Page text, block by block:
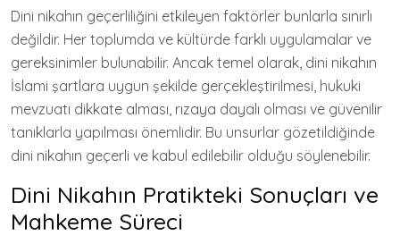
Dini nikahın geçerliliğini etkileyen faktörler bunlarla sınırlı
değildir. Her toplumda ve kültürde farklı uygulamalar ve
gereksinimler bulunabilir. Ancak temel olarak, dini nikahın
İslami şartlara uygun şekilde gerçekleştirilmesi, hukuki
mevzuatı dikkate alması, rızaya dayalı olması ve güvenilir
tanıklarla yapılması önemlidir. Bu unsurlar gözetildiğinde
dini nikahın geçerli ve kabul edilebilir olduğu söylenebilir.
Dini Nikahın Pratikteki Sonuçları ve
Mahkeme Süreci